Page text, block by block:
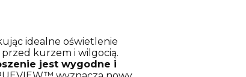
idealne oświetlenie
przed kurzem i wilgocią.
jest wygodne i